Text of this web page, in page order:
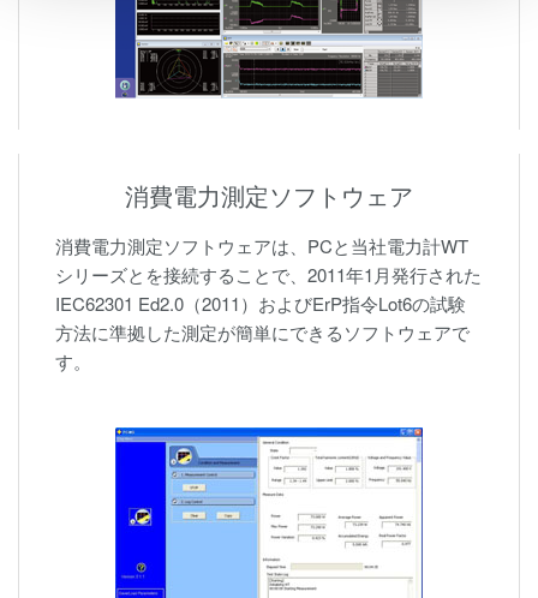
消費電力測定ソフトウェア
消費電力測定ソフトウェアは、PCと当社電力計WT
シリーズとを接続することで、2011年1月発行された
IEC62301 Ed2.0（2011）およびErP指令Lot6の試験
方法に準拠した測定が簡単にできるソフトウェアで
す。